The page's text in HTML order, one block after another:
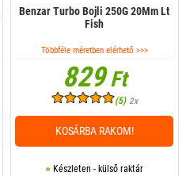
Benzar Turbo Bojli 250G 20Mm Lt
Fish
Többféle méretben elérhető >>>
829Ft
(5) 2x
Készleten - külső raktár
KOSÁRBA RAKOM!